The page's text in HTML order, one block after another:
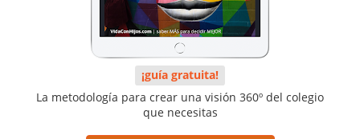
¡guía gratuita!
La metodología para crear una visión 360º del colegio
que necesitas